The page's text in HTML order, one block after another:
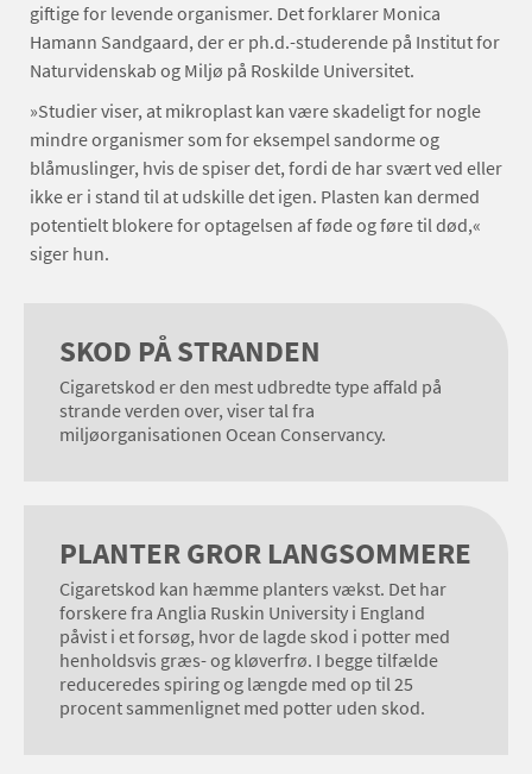
giftige for levende organismer. Det forklarer Monica
Hamann Sandgaard, der er ph.d.-studerende på Institut for
Naturvidenskab og Miljø på Roskilde Universitet.
»Studier viser, at mikroplast kan være skadeligt for nogle
mindre organismer som for eksempel sandorme og
blåmuslinger, hvis de spiser det, fordi de har svært ved eller
ikke er i stand til at udskille det igen. Plasten kan dermed
potentielt blokere for optagelsen af føde og føre til død,«
siger hun.
SKOD PÅ STRANDEN
Cigaretskod er den mest udbredte type affald på
strande verden over, viser tal fra
miljøorganisationen Ocean Conservancy.
PLANTER GROR LANGSOMMERE
Cigaretskod kan hæmme planters vækst. Det har
forskere fra Anglia Ruskin University i England
påvist i et forsøg, hvor de lagde skod i potter med
henholdsvis græs- og kløverfrø. I begge tilfælde
reduceredes spiring og længde med op til 25
procent sammenlignet med potter uden skod.